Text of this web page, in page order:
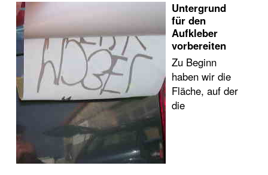
Untergrund
für den
Aufkleber
vorbereiten
Zu Beginn
haben wir die
Fläche, auf der
die